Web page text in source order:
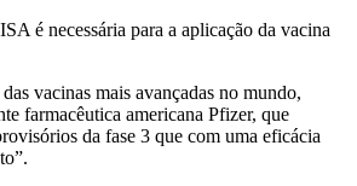
é necessária para a aplicação da vacina
vacinas mais avançadas no mundo,
farmacêutica americana Pfizer, que
da fase 3 que com uma eficácia